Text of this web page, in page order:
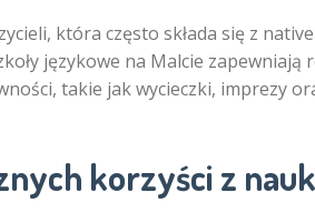
która często składa się z
językowe na Malcie
takie jak wycieczki, imprezy
korzyści z